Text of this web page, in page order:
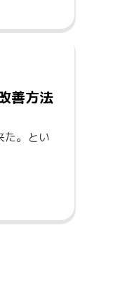
善方法
た。とい